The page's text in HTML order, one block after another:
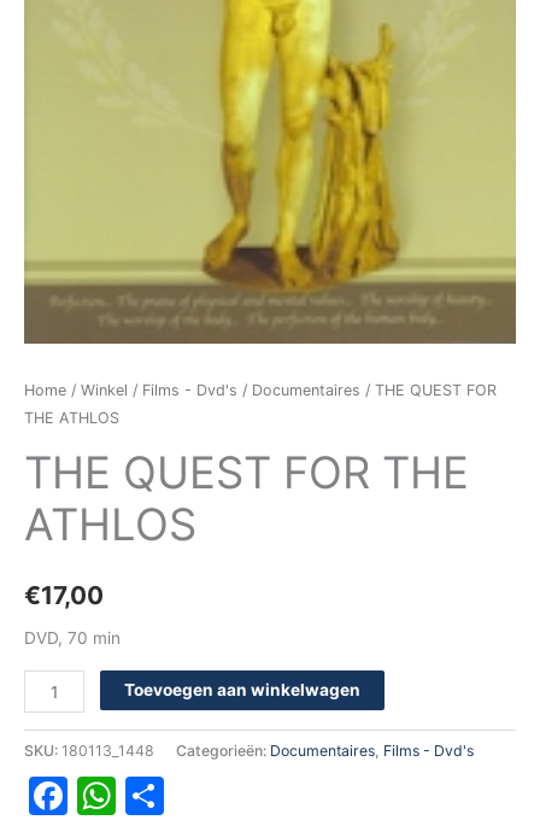
Home / Winkel / Films - Dvd's / Documentaires / THE QUEST FOR
THE ATHLOS
THE QUEST FOR THE
ATHLOS
€17,00
DVD, 70 min
Toevoegen aan winkelwagen
SKU: 180113_1448 Categorieën: Documentaires Films - Dvd's
Facebook
WhatsApp